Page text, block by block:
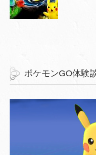
ポケモンGO体験